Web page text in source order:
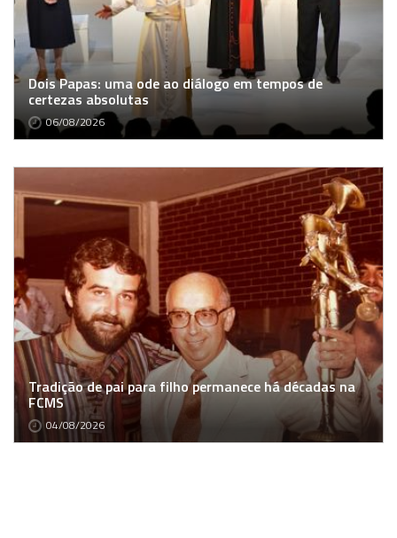
Dois Papas: uma ode ao diálogo em tempos de
certezas absolutas
06/08/2026
Tradição de pai para filho permanece há décadas na
FCMS
04/08/2026